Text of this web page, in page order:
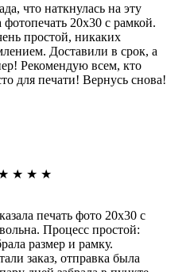
что наткнулась на эту
20х30 с рамкой.
простой, никаких
Доставили в срок, а
Рекомендую всем, кто
для печати! Вернусь снова!
★ ★ ★
печать фото 20х30 с
Процесс простой:
размер и рамку.
заказ, отправка была